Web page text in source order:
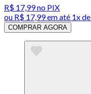
R$ 17,99no PIX
ou R$ 17,99em até 1x de
COMPRAR AGORA